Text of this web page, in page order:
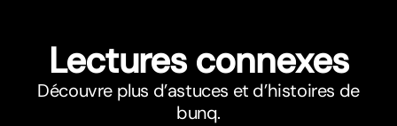
Lectures connexes
Découvre plus d’astuces et d’histoires de
bunq.